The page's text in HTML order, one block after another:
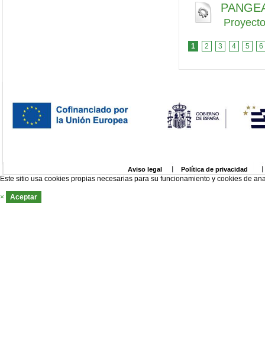
Proyecto
1 2 3 4 5 6
Aviso legal Política de privacidad
Este sitio usa cookies propias necesarias para su funcionamiento y cookies de
× Aceptar